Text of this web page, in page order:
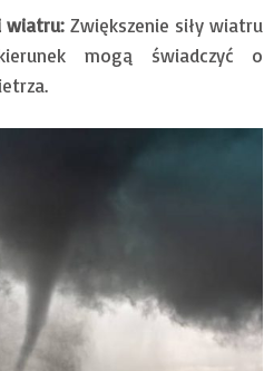
wiatru: Zwiększenie siły wiatru
mogą świadczyć o